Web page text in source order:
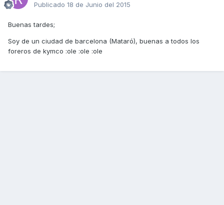
Publicado 18 de Junio del 2015
Buenas tardes;
Soy de un ciudad de barcelona (Mataró), buenas a todos los
foreros de kymco :ole :ole :ole